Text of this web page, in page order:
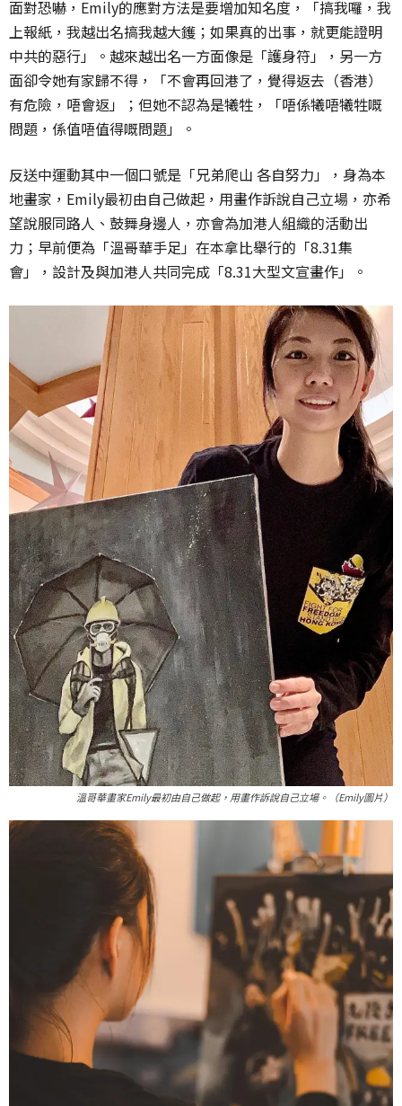
面對恐嚇，Emily的應對方法是要增加知名度，「搞我囉，我
上報紙，我越出名搞我越大鑊；如果真的出事，就更能證明
中共的惡行」。越來越出名一方面像是「護身符」，另一方
面卻令她有家歸不得，「不會再回港了，覺得返去（香港）
有危險，唔會返」；但她不認為是犧牲，「唔係犧唔犧牲嘅
問題，係值唔值得嘅問題」。
反送中運動其中一個口號是「兄弟爬山 各自努力」，身為本
地畫家，Emily最初由自己做起，用畫作訴說自己立場，亦希
望說服同路人、鼓舞身邊人，亦會為加港人組織的活動出
力；早前便為「溫哥華手足」在本拿比舉行的「8.31集
會」，設計及與加港人共同完成「8.31大型文宣畫作」。
溫哥華畫家Emily最初由自己做起，用畫作訴說自己立場。（Emily圖片）